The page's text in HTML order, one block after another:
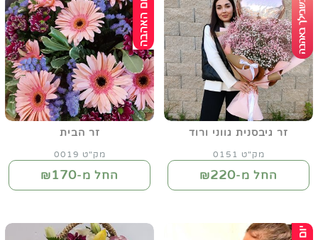
זר גיבסנית גווני ורוד
מק"ט 0151
החל מ-₪220
זר הבית
מק"ט 0019
החל מ-₪170